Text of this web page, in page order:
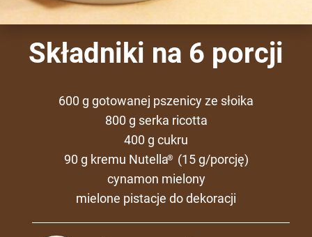
Składniki na 6 porcji
600 g gotowanej pszenicy ze słoika
800 g serka ricotta
400 g cukru
90 g kremu Nutella®
(15 g/porcję)
cynamon mielony
mielone pistacje do dekoracji